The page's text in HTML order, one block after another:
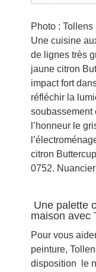
Photo : Tollens
Une cuisine
de lignes très
jaune citron
impact fort
réfléchir la
soubassement
l’honneur le
citron
0752.
Une palette
maison avec
Pour vous
peinture,
disposition le